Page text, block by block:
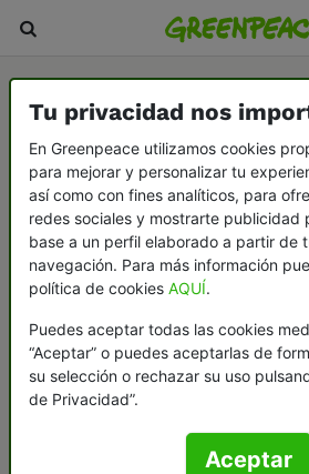
Tu privacidad nos
En Greenpeace utilizamos cookies
para mejorar y personalizar tu
así como con fines analíticos, para
redes sociales y mostrarte publicidad
base a un perfil elaborado a partir de
navegación. Para más información
política de cookies AQUÍ.
Puedes aceptar todas las cookies
“Aceptar” o puedes aceptarlas de
su selección o rechazar su uso
de Privacidad”.
Aceptar